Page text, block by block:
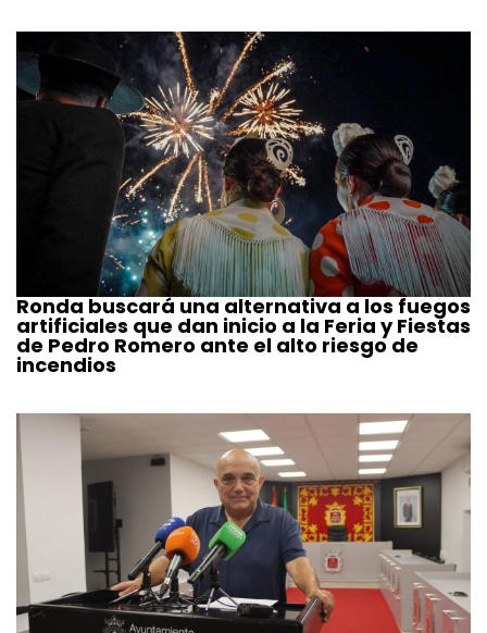
Ronda buscará una alternativa a los fuegos
artificiales que dan inicio a la Feria y Fiestas
de Pedro Romero ante el alto riesgo de
incendios